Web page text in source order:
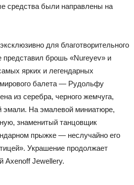
средства были направлены на
для благотворительного
представил брошь «Nureyev» и
ярких и легендарных
балета — Рудольфу
из серебра, черного жемчуга,
эмали. На эмалевой миниатюре,
знаменитый танцовщик
прыжке — неслучайно его
Украшение продолжает
Axenoff Jewellery.